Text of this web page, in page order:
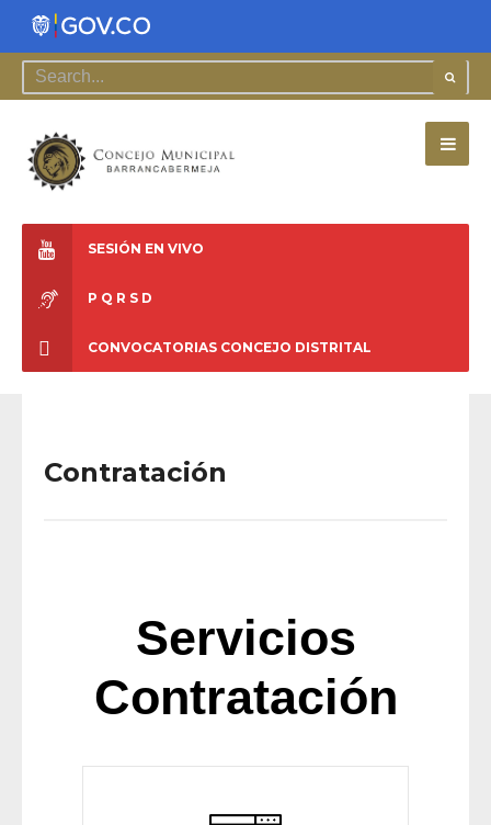
SESIÓN EN VIVO
P Q R S D
CONVOCATORIAS CONCEJO DISTRITAL
Contratación
Servicios
Contratación